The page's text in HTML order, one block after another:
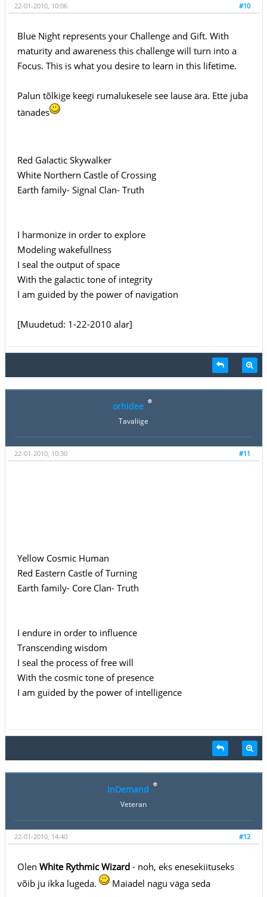
#10
22-01-2010, 10:06
Blue Night represents your Challenge and Gift. With
maturity and awareness this challenge will turn into a
Focus. This is what you desire to learn in this lifetime.
Palun tõlkige keegi rumalukesele see lause ära. Ette juba
tänades
Red Galactic Skywalker
White Northern Castle of Crossing
Earth family- Signal Clan- Truth
I harmonize in order to explore
Modeling wakefullness
I seal the output of space
With the galactic tone of integrity
I am guided by the power of navigation
[Muudetud: 1-22-2010 alar]
orhidee
Tavaliige
#11
22-01-2010, 10:30
Yellow Cosmic Human
Red Eastern Castle of Turning
Earth family- Core Clan- Truth
I endure in order to influence
Transcending wisdom
I seal the process of free will
With the cosmic tone of presence
I am guided by the power of intelligence
InDemand
Veteran
#12
22-01-2010, 14:40
Olen White Rythmic Wizard- noh, eks enesekiituseks
võib ju ikka lugeda.
Maiadel nagu väga seda